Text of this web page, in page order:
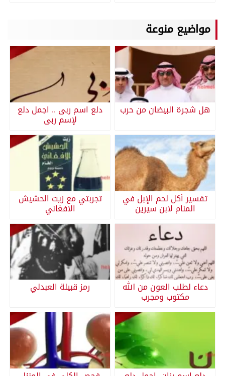
مواضيع منوعة
هل شجرة البيضان من حرب دلع اسم ربى .. اجمل دلع
لإسم ربى
تفسير أكل لحم الإبل في
المنام لابن سيرين
تجربتي مع زيت الحشيش
الافغاني
دعاء لطلب العون من الله
مكتوب ومجرب
رمز قبيلة العبدلي